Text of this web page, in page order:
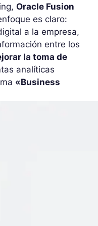
Oracle Fusion
es claro:
a la empresa,
entre los
la toma de
analíticas
«Business